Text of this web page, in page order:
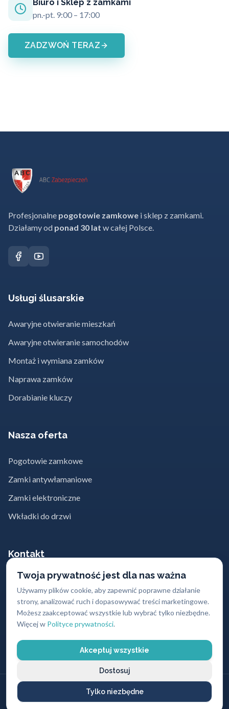
Twoja prywatność jest dla nas ważna
Używamy plików cookie, aby zapewnić poprawne działanie
strony, analizować ruch i dopasowywać treści marketingowe.
Możesz zaakceptować wszystkie lub wybrać tylko niezbędne.
Więcej w Polityce prywatności.
Akceptuj wszystkie
Tylko niezbędne
Dostosuj
Biuro i Sklep z zamkami
pn.-pt. 9:00 – 17:00
ZADZWOŃ TERAZ
Profesjonalne pogotowie zamkowe i sklep z zamkami.
Działamy od ponad 30 lat w całej Polsce.
Usługi ślusarskie
Awaryjne otwieranie mieszkań
Awaryjne otwieranie samochodów
Montaż i wymiana zamków
Naprawa zamków
Dorabianie kluczy
Nasza oferta
Pogotowie zamkowe
Zamki antywłamaniowe
Zamki elektroniczne
Wkładki do drzwi
Kontakt
662 869 662
kontakt@abc-zabezpieczen.pl
Sklepy z zamkami w największych
ABC Zabezpieczeń. Wszystkie prawa zastrzeżone.
O nasUsługiOfertaBlogKontaktPolityka prywatności